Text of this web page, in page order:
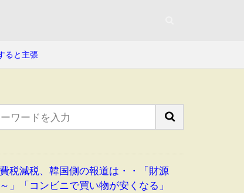
ると主張
税減税、韓国側の報道は・・「財源
」「コンビニで買い物が安くなる」